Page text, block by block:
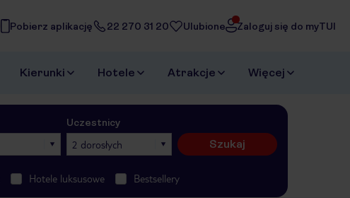
Pobierz aplikację 22 270 31 20 Ulubione Zaloguj się do myTUI
Kierunki Hotele Atrakcje Więcej
Uczestnicy
2 dorosłych Szukaj
Hotele luksusowe Bestsellery